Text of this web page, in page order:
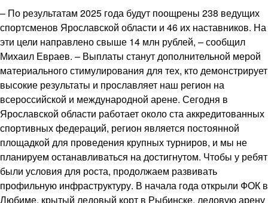
– По результатам 2025 года будут поощрены 238 ведущих
спортсменов Ярославской области и 46 их наставников. На
эти цели направлено свыше 14 млн рублей, – сообщил
Михаил Евраев. – Выплаты станут дополнительной мерой
материального стимулирования для тех, кто демонстрирует
высокие результаты и прославляет наш регион на
всероссийской и международной арене. Сегодня в
Ярославской области работает около ста аккредитованных
спортивных федераций, регион является постоянной
площадкой для проведения крупных турниров, и мы не
планируем останавливаться на достигнутом. Чтобы у ребят
были условия для роста, продолжаем развивать
профильную инфраструктуру. В начала года открыли ФОК в
Любиме, крытый ледовый корт в Рыбинске, ледовую арену